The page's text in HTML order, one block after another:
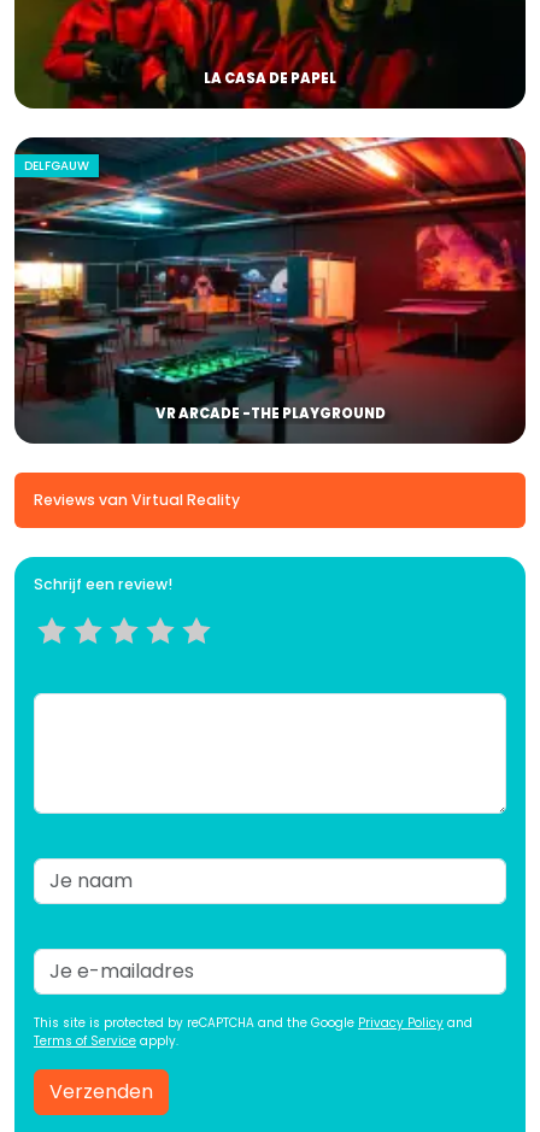
LA CASA DE PAPEL
DELFGAUW
VR ARCADE -THE PLAYGROUND
Reviews van Virtual Reality
Schrijf een review!
This site is protected by reCAPTCHA and the Google Privacy Policy and
Terms of Service apply.
Verzenden